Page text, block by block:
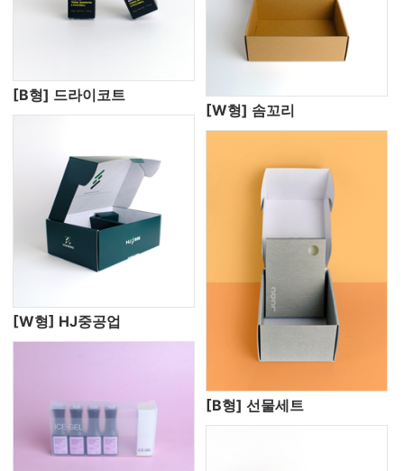
[B형] 드라이코트
[W형] 솜꼬리
[W형] HJ중공업
[B형] 선물세트